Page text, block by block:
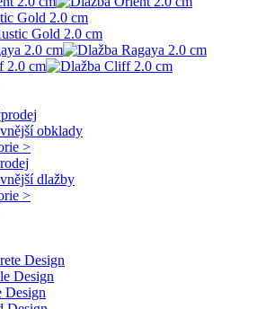
Gold 2.0 cm
2.0 cm
2.0 cm
obklady
>
dlažby
>
Design
Design
Design